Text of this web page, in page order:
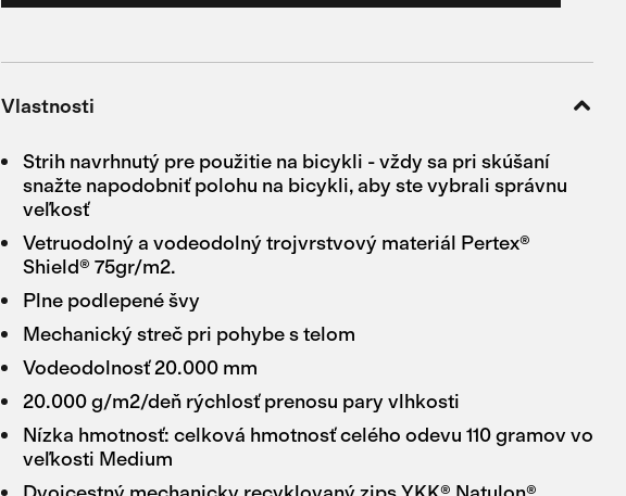
Vlastnosti
Strih navrhnutý pre použitie na bicykli - vždy sa pri skúšaní
snažte napodobniť polohu na bicykli, aby ste vybrali správnu
veľkosť
Vetruodolný a vodeodolný trojvrstvový materiál Pertex®
Shield® 75gr/m2.
Plne podlepené švy
Mechanický streč pri pohybe s telom
Vodeodolnosť 20.000 mm
20.000 g/m2/deň rýchlosť prenosu pary vlhkosti
Nízka hmotnosť: celková hmotnosť celého odevu 110 gramov vo
veľkosti Medium